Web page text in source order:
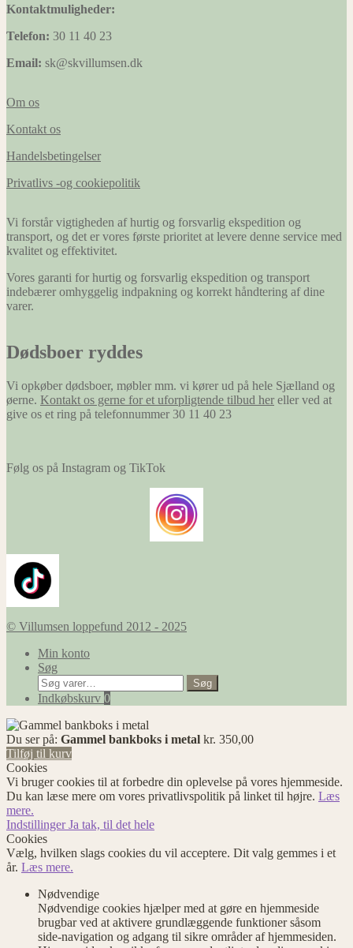
Kontaktmuligheder:
Telefon: 30 11 40 23
Email: sk@skvillumsen.dk
Om os
Kontakt os
Handelsbetingelser
Privatlivs -og cookiepolitik
Vi forstår vigtigheden af hurtig og forsvarlig ekspedition og
transport, og det er vores første prioritet at levere denne service med
kvalitet og effektivitet.
Vores garanti for hurtig og forsvarlig ekspedition og transport
indebærer omhyggelig indpakning og korrekt håndtering af dine
varer.
Dødsboer ryddes
Vi opkøber dødsboer, møbler mm. vi kører ud på hele Sjælland og
øerne. Kontakt os gerne for et uforpligtende tilbud her eller ved at
give os et ring på telefonnummer 30 11 40 23
Følg os på Instagram og TikTok
© Villumsen loppefund 2012 - 2025
Min konto
Søg
Søg
efter:
Søg
Indkøbskurv 0
Du ser på: Gammel bankboks i metal kr. 350,00
Tilføj til kurv
Cookies
Vi bruger cookies til at forbedre din oplevelse på vores hjemmeside.
Du kan læse mere om vores privatlivspolitik på linket til højre. Læs
mere.
IndstillingerJa tak, til det hele
Cookies
Vælg, hvilken slags cookies du vil acceptere. Dit valg gemmes i et
år. Læs mere.
Nødvendige
Nødvendige cookies hjælper med at gøre en hjemmeside
brugbar ved at aktivere grundlæggende funktioner såsom
side-navigation og adgang til sikre områder af hjemmesiden.